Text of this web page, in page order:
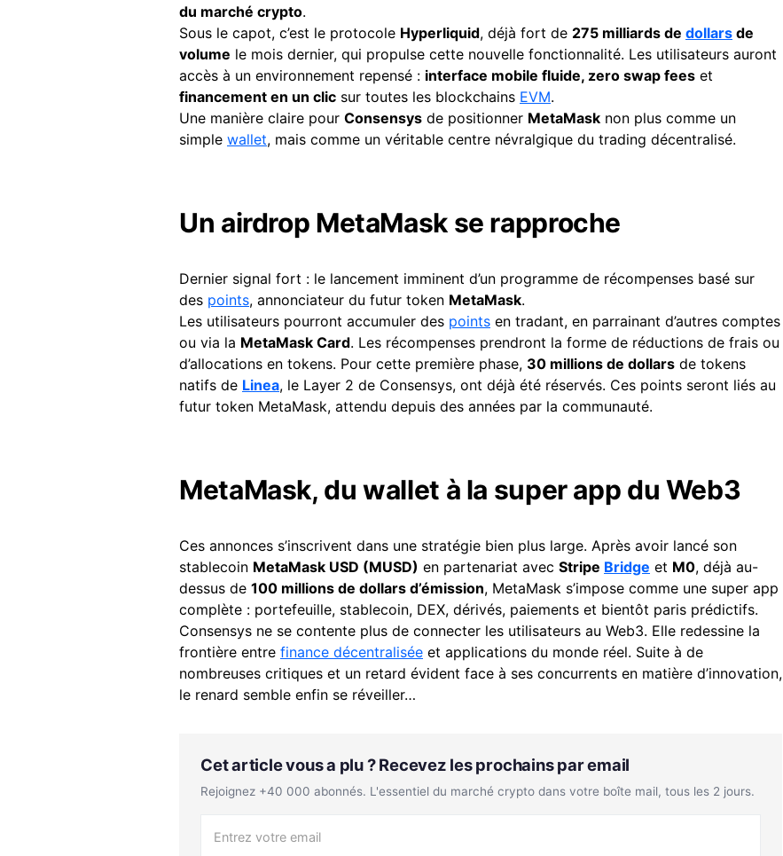
du marché crypto.
Sous le capot, c’est le protocole Hyperliquid, déjà fort de 275 milliards de dollars de
volume le mois dernier, qui propulse cette nouvelle fonctionnalité. Les utilisateurs auront
accès à un environnement repensé : interface mobile fluide, zero swap fees et
financement en un clic sur toutes les blockchains EVM.
Une manière claire pour Consensys de positionner MetaMask non plus comme un
simple wallet, mais comme un véritable centre névralgique du trading décentralisé.
Un airdrop MetaMask se rapproche
Dernier signal fort : le lancement imminent d’un programme de récompenses basé sur
des points, annonciateur du futur token MetaMask.
Les utilisateurs pourront accumuler des points en tradant, en parrainant d’autres comptes
ou via la MetaMask Card. Les récompenses prendront la forme de réductions de frais ou
d’allocations en tokens. Pour cette première phase, 30 millions de dollars de tokens
natifs de Linea, le Layer 2 de Consensys, ont déjà été réservés. Ces points seront liés au
futur token MetaMask, attendu depuis des années par la communauté.
MetaMask, du wallet à la super app du Web3
Ces annonces s’inscrivent dans une stratégie bien plus large. Après avoir lancé son
stablecoin MetaMask USD (MUSD) en partenariat avec Stripe Bridge et M0, déjà au-
dessus de 100 millions de dollars d’émission, MetaMask s’impose comme une super app
complète : portefeuille, stablecoin, DEX, dérivés, paiements et bientôt paris prédictifs.
Consensys ne se contente plus de connecter les utilisateurs au Web3. Elle redessine la
frontière entre finance décentralisée et applications du monde réel. Suite à de
nombreuses critiques et un retard évident face à ses concurrents en matière d’innovation,
le renard semble enfin se réveiller…
Cet article vous a plu ? Recevez les prochains par email
Rejoignez +40 000 abonnés. L'essentiel du marché crypto dans votre boîte mail, tous les 2 jours.